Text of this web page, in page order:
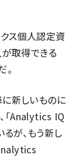
ス個人認定資
が取得できる
新しいものに
「Analytics IQ
が、もう新し